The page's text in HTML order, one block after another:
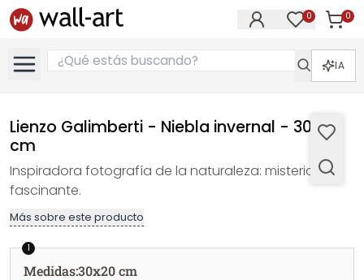
0 0
IA
Lienzo Galimberti - Niebla invernal - 30x20
cm
Inspiradora fotografía de la naturaleza: misteriosa y
fascinante.
Más sobre este producto
1
Medidas:30x20 cm